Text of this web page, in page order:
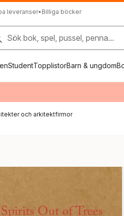
leveranser• Billiga böcker
Sök bok, spel, pussel, penna...
StudentTopplistorBarn & ungdom
och arkitektfirmor